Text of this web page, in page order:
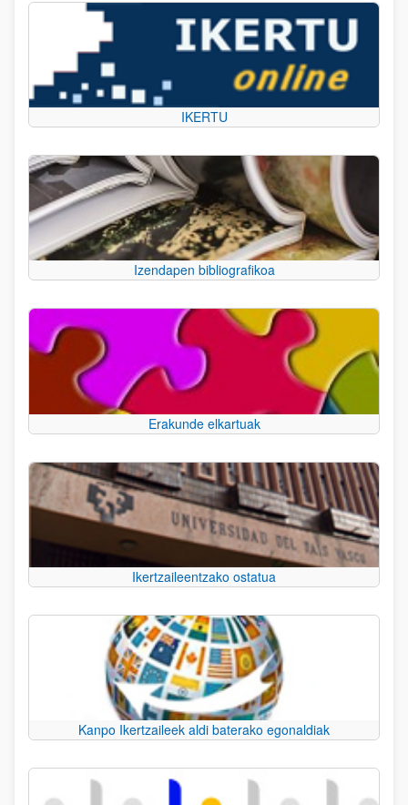
IKERTU
Izendapen bibliografikoa
Erakunde elkartuak
Ikertzaileentzako ostatua
Kanpo Ikertzaileek aldi baterako egonaldiak